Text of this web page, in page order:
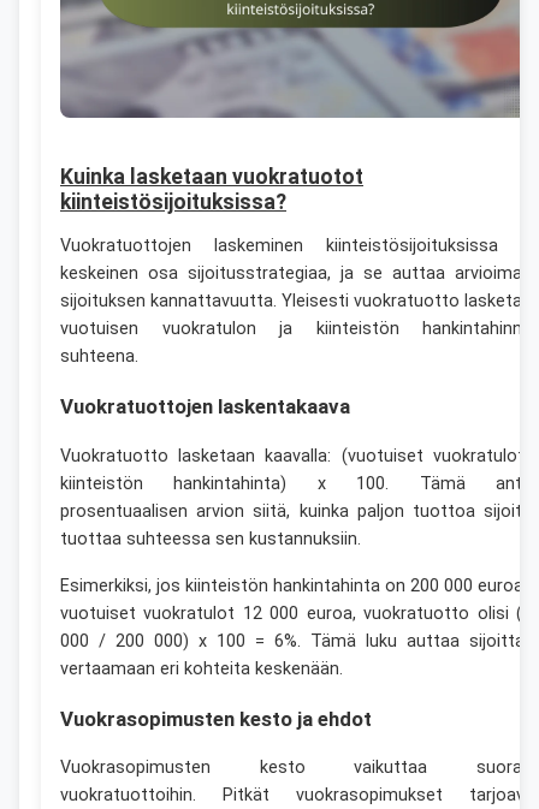
Kuinka lasketaan vuokratuotot
kiinteistösijoituksissa?
Vuokratuottojen laskeminen kiinteistösijoituksissa
keskeinen osa sijoitusstrategiaa, ja se auttaa
sijoituksen kannattavuutta. Yleisesti vuokratuotto
vuotuisen vuokratulon ja kiinteistön
suhteena.
Vuokratuottojen laskentakaava
Vuokratuotto lasketaan kaavalla: (vuotuiset vuokratulot
kiinteistön hankintahinta) x 100. Tämä
prosentuaalisen arvion siitä, kuinka paljon tuottoa
tuottaa suhteessa sen kustannuksiin.
Esimerkiksi, jos kiinteistön hankintahinta on 200 000 euroa
vuotuiset vuokratulot 12 000 euroa, vuokratuotto olisi
000 / 200 000) x 100 = 6%. Tämä luku auttaa
vertaamaan eri kohteita keskenään.
Vuokrasopimusten kesto ja ehdot
Vuokrasopimusten kesto vaikuttaa
vuokratuottoihin. Pitkät vuokrasopimukset